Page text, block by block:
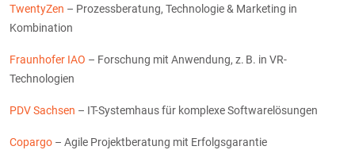
TwentyZen – Prozessberatung, Technologie & Marketing in
Kombination
Fraunhofer IAO – Forschung mit Anwendung, z. B. in VR-
Technologien
PDV Sachsen – IT-Systemhaus für komplexe Softwarelösungen
Copargo – Agile Projektberatung mit Erfolgsgarantie